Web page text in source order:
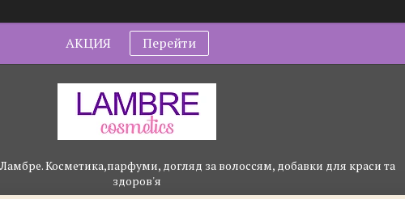
АКЦИЯ Перейти
Косметика,парфуми, догляд за волоссям, добавки для краси та
здоров'я